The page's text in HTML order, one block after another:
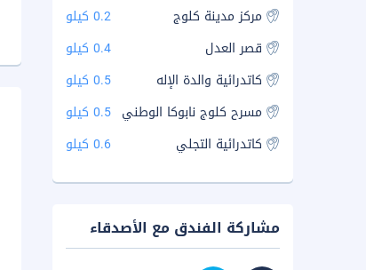
مركز مدينة كلوج
0.2 كيلو
قصر العدل
0.4 كيلو
كاتدرائية والدة الإله
0.5 كيلو
مسرح كلوج نابوكا الوطني 0.5 كيلو
كاتدرائية التجلي
0.6 كيلو
مشاركة الفندق مع الأصدقاء